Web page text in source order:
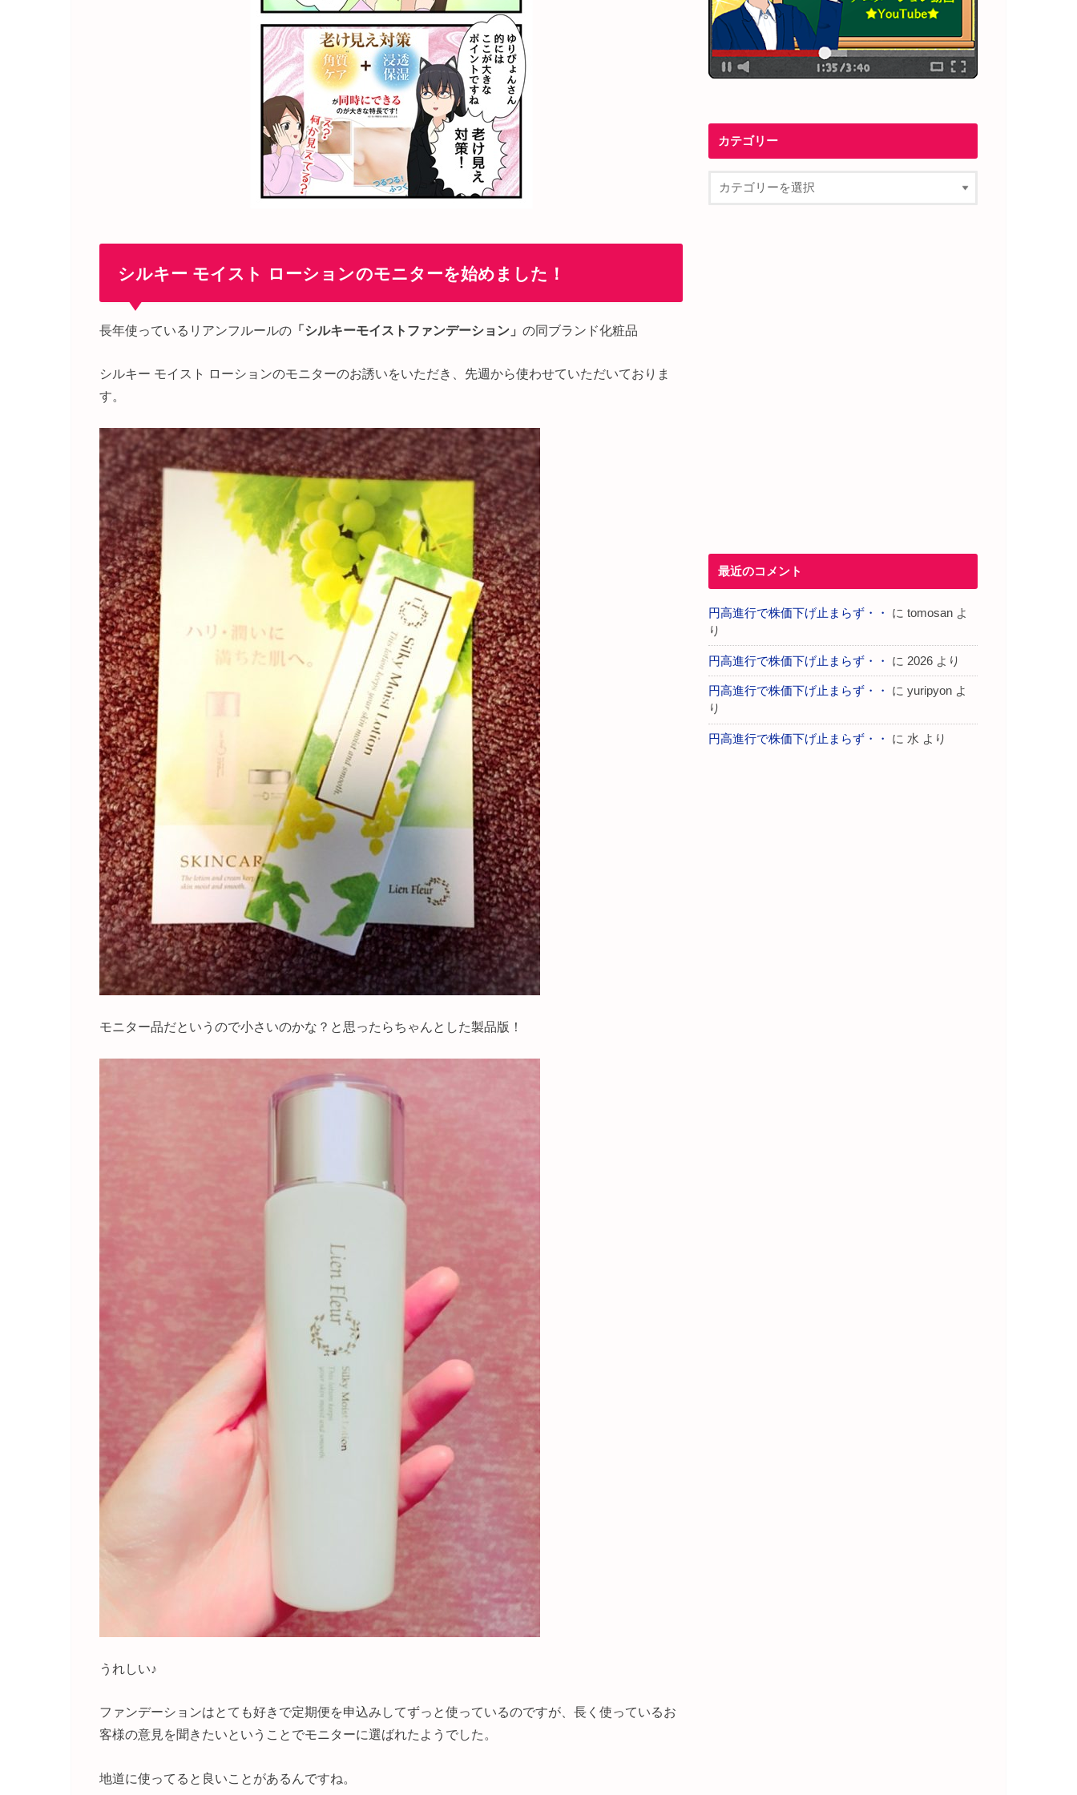
シルキー モイスト ローションのモニターを始めました！
長年使っているリアンフルールの 「シルキーモイストファンデーション」 の同ブランド化粧品
シルキー モイスト ローションのモニターのお誘いをいただき、先週から使わせていただいておりま
す。
モニター品だというので小さいのかな？と思ったらちゃんとした製品版！
うれしい♪
ファンデーションはとても好きで定期便を申込みしてずっと使っているのですが、長く使っているお
客様の意見を聞きたいということでモニターに選ばれたようでした。
地道に使ってると良いことがあるんですね。
カテゴリー
最近のコメント
円高進行で株価下げ止まらず・・ に tomosan よ
り
円高進行で株価下げ止まらず・・ に 2026 より
円高進行で株価下げ止まらず・・ に yuripyon よ
り
円高進行で株価下げ止まらず・・ に 水 より